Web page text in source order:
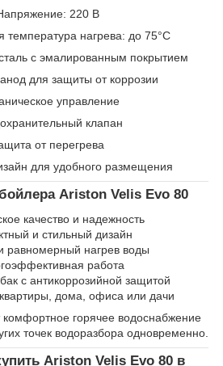
220 В
температура нагрева: до 75°C
с эмалированным покрытием
для защиты от коррозии
управление
клапан
от перегрева
для удобного размещения
Ariston Velis Evo 80
качество и надежность
и стильный дизайн
равномерный нагрев воды
работа
с антикоррозийной защитой
дома, офиса или дачи
горячее водоснабжение
точек водоразбора одновременно.
Ariston Velis Evo 80 в